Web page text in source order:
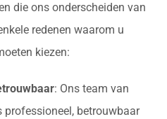
die ons onderscheiden van
redenen waarom u
kiezen:
: Ons team van
professioneel, betrouwbaar